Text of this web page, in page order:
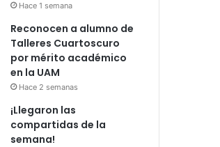
Hace 1 semana
Reconocen a alumno de
Talleres Cuartoscuro
por mérito académico
en la UAM
Hace 2 semanas
¡Llegaron las
compartidas de la
semana!